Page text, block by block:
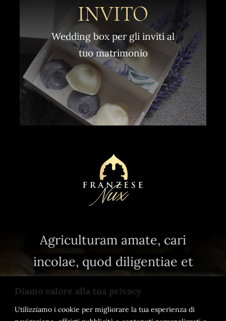
Diamo valore alla tua privacy
Utilizziamo i cookie per migliorare la tua esperienza di
INVITO
Wedding box per gli inviti al
tuo matrimonio
Agriculturam amate, cari
incolae, quod diligentiae et